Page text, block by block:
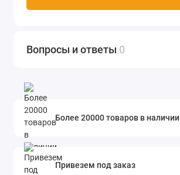
Вопросы и ответы 0
Более 20000 товаров в наличии
Привезем под заказ